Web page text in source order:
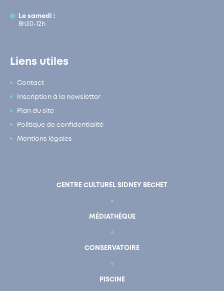
Le samedi :
8h30-12h
Liens utiles
Contact
Inscription à la newsletter
Plan du site
Politique de confidentialité
Mentions légales
CENTRE CULTUREL SIDNEY BECHET
MÉDIATHÈQUE
CONSERVATOIRE
PISCINE